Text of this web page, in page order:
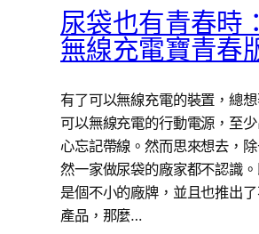
尿袋也有青春時
無線充電寶青春
有了可以無線充電的裝置，總
可以無線充電的行動電源，至
心忘記帶線。然而思來想去，
然一家做尿袋的廠家都不認識
是個不小的廠牌，並且也推出
產品，那麼…